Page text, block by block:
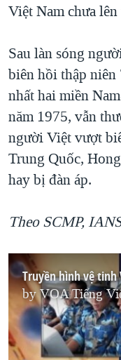
Việt Nam chưa
Sau làn sóng
biên hồi thập
nhất hai miền
năm 1975, vẫn
người Việt vượt
Trung Quốc,
hay bị đàn áp.
Theo SCMP,
Truyền hình vệ tinh
byVOA Tiếng
No media